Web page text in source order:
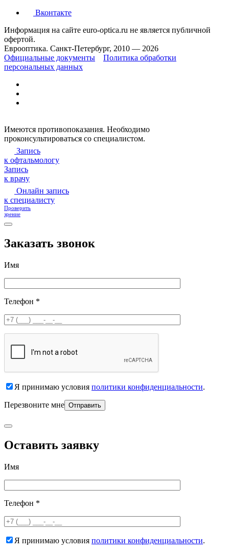
Вконтакте
Информация на сайте euro-optica.ru не является публичной
офертой.
Еврооптика. Санкт-Петербург, 2010 — 2026
Официальные документы
Политика обработки
персональных данных
Имеются противопоказания. Необходимо
проконсультироваться со специалистом.
Запись
к офтальмологу
Запись
к врачу
Онлайн запись
к специалисту
Проверить
зрение
Заказать звонок
Имя
Телефон *
Я принимаю условия политики конфиденциальности.
Перезвоните мне
Оставить заявку
Имя
Телефон *
Я принимаю условия политики конфиденциальности.